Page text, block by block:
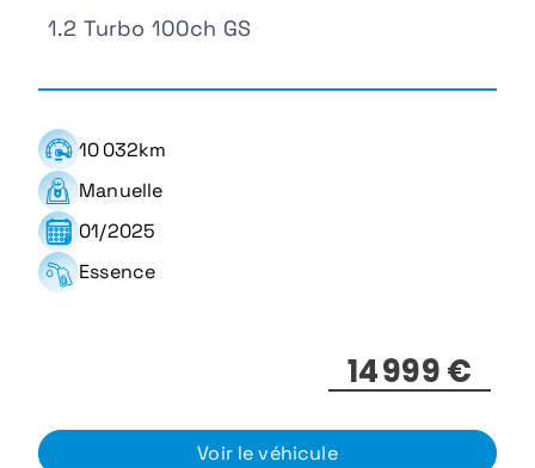
1.2 Turbo 100ch GS
10 032km
Manuelle
01/2025
Essence
14 999 €
Voir le véhicule